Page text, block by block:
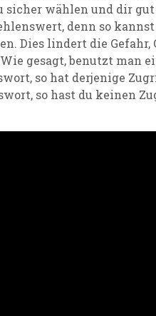
sicher wählen und dir
denn so
Dies lindert die Gefahr,
ie gesagt, benutzt man
so hat derjenige
so hast du keinen